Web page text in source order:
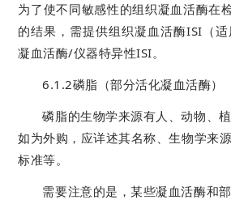
为了使不同敏感性的组织凝血活酶在
的结果，需提供组织凝血活酶ISI（
凝血活酶/仪器特异性ISI。
6.1.2磷脂（部分活化凝血活酶）
磷脂的生物学来源有人、动物、
如为外购，应详述其名称、生物学来
标准等。
需要注意的是，某些凝血活酶和